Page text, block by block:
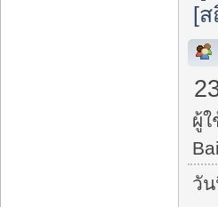
[
ผู้
วั